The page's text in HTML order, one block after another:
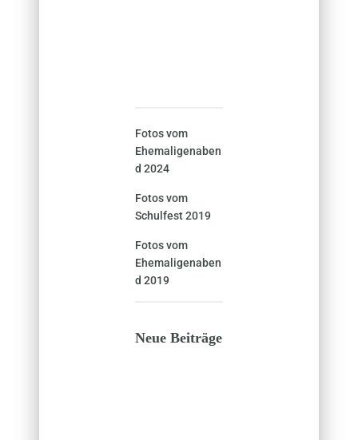
Fotos vom
Ehemaligenaben
d 2024
Fotos vom
Schulfest 2019
Fotos vom
Ehemaligenaben
d 2019
Neue Beiträge